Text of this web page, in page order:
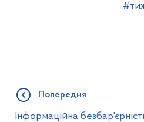
Попередня
Інформаційна